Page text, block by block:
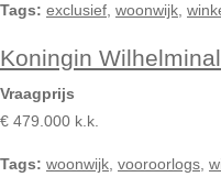
Tags: exclusief woonwijk
Koningin
Vraagprijs
€ 479.000 k.k.
Tags: woonwijk vooroorlogs